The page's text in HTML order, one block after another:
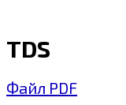
TDS
Файл PDF